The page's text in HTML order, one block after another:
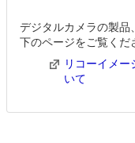
デジタルカメラの製品
下のページをご覧くだ
リコーイメ
いて